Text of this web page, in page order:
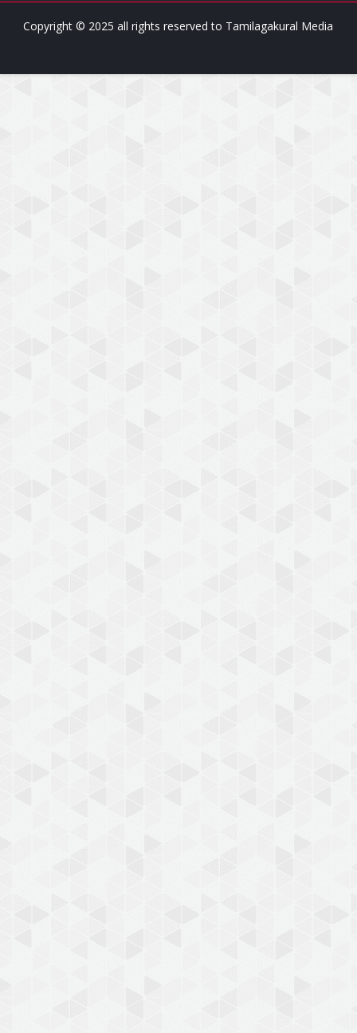
Copyright © 2025 all rights reserved to Tamilagakural Media